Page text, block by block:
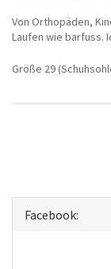
Von Orthopäden,
Laufen wie barfuss.
Größe 29 (
Facebook: